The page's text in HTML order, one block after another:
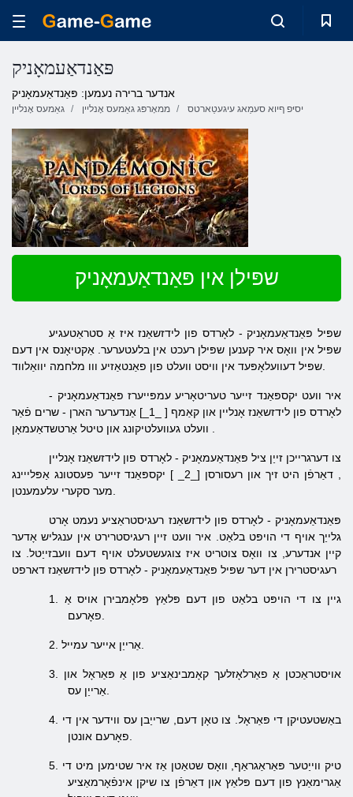
פּאַנדאַעמאָניק
אנדער ברירה נעמען: פּאַנדאַעמאָניק
גאַמעס אָנליין ממאָרפּג גאַמעס אָנליין יסיּפ ףיוא סעמַאג עיגעטַארטס
שפּילן אין פּאַנדאַעמאָניק
שפּיל פּאַנדאַעמאָניק - לאָרדס פון לידזשאַנזאיז אַ סטראַטעגיע
שפּיל אין וואָס איר קענען שפּילן רעכט אין בלעטערער.אַקטיאָנס אין דעם
שפּיל דעוועלאָפּעד אין
איר וועט יקספּאַנד זייער טעריטאָריעעמפּייערז פּאַנדאַעמאָניק -
לאָרדס פון לידזשאַנז אָנליין און קאַמף [ _1_] אַנדערער הארן - שרים פֿאַר
וועלט געוועלטיקונג און טיטל
צו דערגרייכןזייַן ציל פּאַנדאַעמאָניק - לאָרדס פון לידזשאַנז אָנליין
דאַרפֿן היט זיךאון רעסורסן [_2_ ] יקספּאַנד זייער פעסטונג אַפּלייינג
פּאַנדאַעמאָניק - לאָרדס פון לידזשאַנז רעגיסטראַציע נעמט אָרט
גלייַך אויף די הויפּט בלאַט. איר וועט זיין רעגיסטרירט אין ענגליש אָדער
קיין אנדערע, צו וואָס צוטריט איז צוגעשטעלט אויף דעם וועבזייַטל. צו
רעגיסטרירן אין דער שפּיל פּאַנדאַעמאָניק - לאָרדס פון לידזשאַנז דארפט
1. גיין צו די הויפּט בלאַט פון דעם פּלאַץ פּלאָמבירן אויס אַ
2.
3. אויסטראַכטן אַ פאַרלאָזלעך קאָמבינאַציע פון ​​אַ פּאַראָל און
4. באַשטעטיקן די פּאַראָל. צו טאָן דעם, שרייַבן עס ווידער אין די
5. טיק ווייַטער פּאַראַגראַף, וואָס שטאַטן אַז איר שטימען מיט די
אַגרימאַנץ פון דעם פּלאַץ און דאַרפֿן צו שיקן אינפֿאָרמאַציע